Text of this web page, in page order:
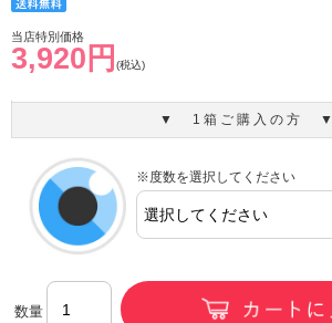
当店特別価格
3,920円 (税込)
▼ 1箱ご購入の方 ▼
※度数を選択してください
数量